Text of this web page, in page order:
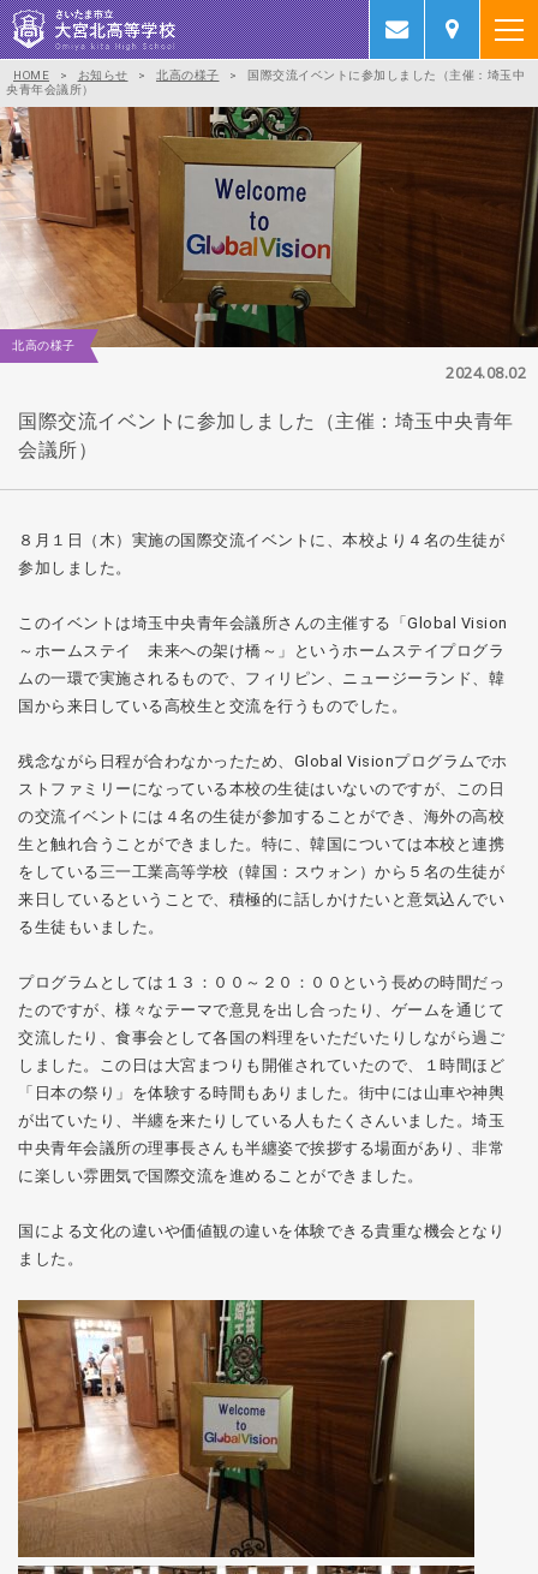
HOME > お知らせ > 北高の様子 >
国際交流イベントに参加しました（主催：埼玉中
央青年会議所）
北高の様子
2024.08.02
国際交流イベントに参加しました（主催：埼玉中央青年
会議所）
８月１日（木）実施の国際交流イベントに、本校より４名の生徒が
参加しました。
このイベントは埼玉中央青年会議所さんの主催する「Global Vision
～ホームステイ 未来への架け橋～」というホームステイプログラ
ムの一環で実施されるもので、フィリピン、ニュージーランド、韓
国から来日している高校生と交流を行うものでした。
残念ながら日程が合わなかったため、Global Visionプログラムでホ
ストファミリーになっている本校の生徒はいないのですが、この日
の交流イベントには４名の生徒が参加することができ、海外の高校
生と触れ合うことができました。特に、韓国については本校と連携
をしている三一工業高等学校（韓国：スウォン）から５名の生徒が
来日しているということで、積極的に話しかけたいと意気込んでい
る生徒もいました。
プログラムとしては１３：００～２０：００という長めの時間だっ
たのですが、様々なテーマで意見を出し合ったり、ゲームを通じて
交流したり、食事会として各国の料理をいただいたりしながら過ご
しました。この日は大宮まつりも開催されていたので、１時間ほど
「日本の祭り」を体験する時間もありました。街中には山車や神輿
が出ていたり、半纏を来たりしている人もたくさんいました。埼玉
中央青年会議所の理事長さんも半纏姿で挨拶する場面があり、非常
に楽しい雰囲気で国際交流を進めることができました。
国による文化の違いや価値観の違いを体験できる貴重な機会となり
ました。